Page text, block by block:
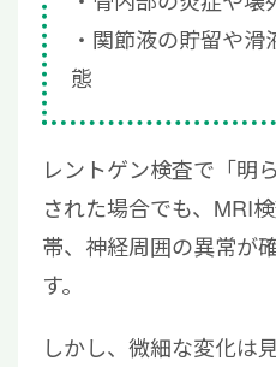
関節液の貯留や滑
態
レントゲン検査で「明
された場合でも、MRI
帯、神経周囲の異常が
す。
しかし、微細な変化は